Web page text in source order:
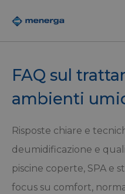
FAQ sul
ambienti
Risposte chiare e
deumidificazione e
piscine coperte, SPA e
focus su comfort,